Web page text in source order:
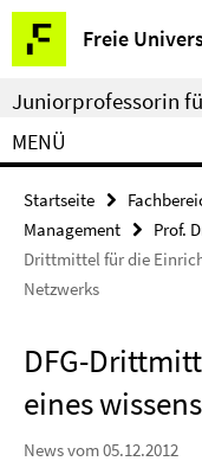
Springe
direkt
zu
Inhalt
Freie
Service-
Navigation
Juniorprofessorin
MENÜ
Startseite
Management
Prof.
Drittmittel für die
Netzwerks
DFG-
eines
News vom 05.12.2012